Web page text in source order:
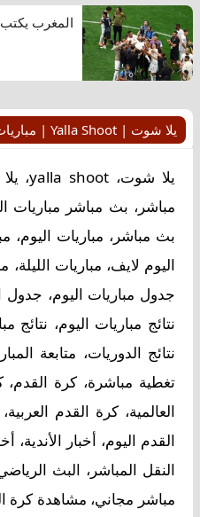
المغرب يكتب
يلا شوت | Yalla Shoot | مباريات اليوم بث مباشر yallashoot
مباشر، بث مباشر مباريات
بث مباشر، مباريات اليوم،
اليوم لايف، مباريات
جدول مباريات اليوم، جدول
نتائج مباريات اليوم، نتائج
نتائج الدوريات، متابعة
تغطية مباشرة، كرة القدم،
العالمية، كرة القدم
القدم اليوم، أخبار الأندية،
النقل المباشر، البث
مباشر مجاني، مشاهدة كرة